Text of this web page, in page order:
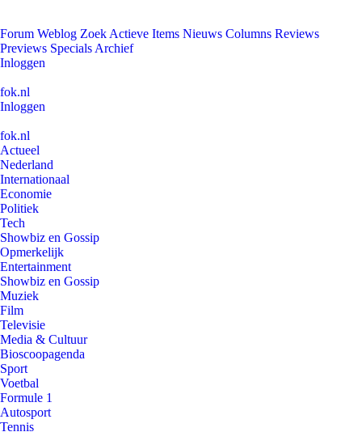
Forum Weblog Zoek Actieve Items Nieuws Columns Reviews
Previews Specials Archief
Inloggen
fok.nl
Inloggen
fok.nl
Actueel
Nederland
Internationaal
Economie
Politiek
Tech
Showbiz en Gossip
Opmerkelijk
Entertainment
Showbiz en Gossip
Muziek
Film
Televisie
Media & Cultuur
Bioscoopagenda
Sport
Voetbal
Formule 1
Autosport
Tennis